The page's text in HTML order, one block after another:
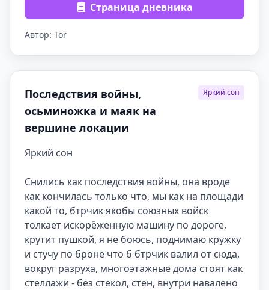
Страница дневника
Автор: Tor
Последствия войны,
осьминожка и маяк на
вершине локации
Яркий сон
Яркий сон
Снились как последствия войны, она вроде
как кончилась только что, мы как на площади
какой то, бтрчик якобы союзных войск
толкает искорёженную машину по дороге,
крутит пушкой, я не боюсь, поднимаю кружку
и стучу по броне что б бтрчик валил от сюда,
вокруг разруха, многоэтажные дома стоят как
стеллажи - без стекол, стен, внутри навалено